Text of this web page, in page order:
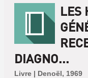
LES
DIAGNO...
Livre | Denoël, 1969